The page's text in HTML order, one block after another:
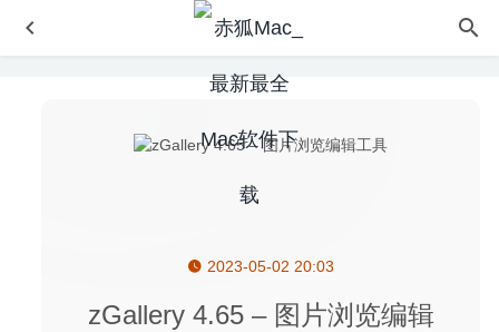
2023-05-02 20:03
zGallery 4.65 – 图片浏览编辑
AltTab 4.7.0 中文版-窗口快速切换神器 2020-07-21
TurboMosaic 3.1.1 – 马赛克图片制作工具 2020-05-24